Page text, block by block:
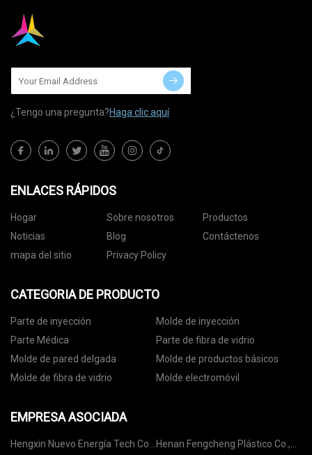
¿Tengo una pregunta?Haga clic aquí
ENLACES RÁPIDOS
Hogar Sobre nosotros
Productos
Noticias
Blog
Contáctenos
mapa del sitio
Privacy Policy
CATEGORIA DE PRODUCTO
Parte de inyección
Molde de inyección
Parte Médica
Parte de fibra de vidrio
Molde de pared delgada
Molde de productos básicos
Molde de fibra de vidrio
Molde electromóvil
EMPRESA ASOCIADA
Hengxin Nuevo Energía Tech Co.,
Henan Fengcheng Plástico Co.,